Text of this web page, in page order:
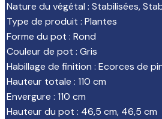
Nature du végétal : Stabilisées,
Type de produit : Plantes
Forme du pot : Rond
Couleur de pot : Gris
Habillage de finition : Ecorces de
Hauteur totale : 110 cm
Envergure : 110 cm
Hauteur du pot : 46,5 cm, 46,5 cm